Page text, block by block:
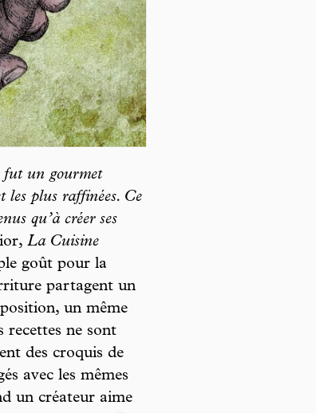
fut un gourmet
les plus raffinées. Ce
qu’à créer ses
La Cuisine
goût pour la
partagent un
un même
recettes ne sont
des croquis de
avec les mêmes
un créateur aime